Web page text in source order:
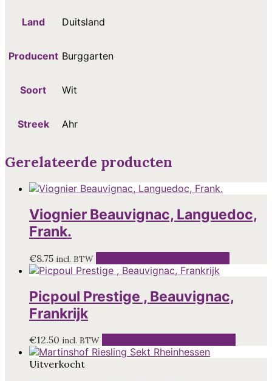
Land Duitsland
Producent Burggarten
Soort Wit
Streek Ahr
Gerelateerde producten
Viognier Beauvignac, Languedoc,
Frank.
€8.75 incl. BTW
Picpoul Prestige , Beauvignac,
Frankrijk
€12.50 incl. BTW
Uitverkocht